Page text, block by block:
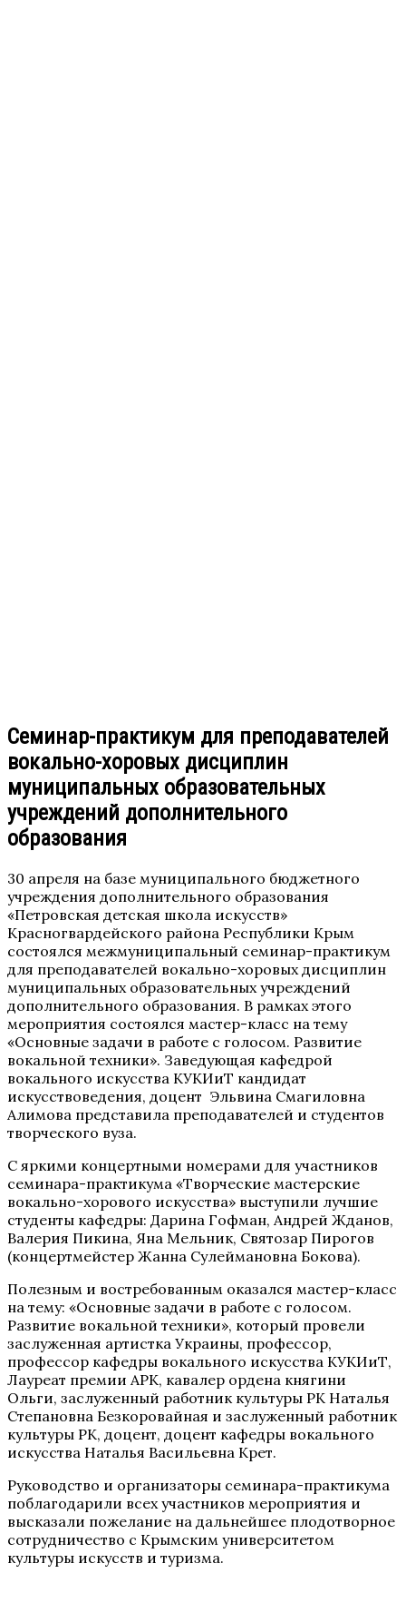
Семинар-практикум для преподавателей
вокально-хоровых дисциплин
муниципальных образовательных
учреждений дополнительного
образования
30 апреля на базе муниципального бюджетного
учреждения дополнительного образования
«Петровская детская школа искусств»
Красногвардейского района Республики Крым
состоялся межмуниципальный семинар-практикум
для преподавателей вокально-хоровых дисциплин
муниципальных образовательных учреждений
дополнительного образования. В рамках этого
мероприятия состоялся мастер-класс на тему
«Основные задачи в работе с голосом. Развитие
вокальной техники». Заведующая кафедрой
вокального искусства КУКИиТ кандидат
искусствоведения, доцент Эльвина Смагиловна
Алимова представила преподавателей и студентов
творческого вуза.
С яркими концертными номерами для участников
семинара-практикума «Творческие мастерские
вокально-хорового искусства» выступили лучшие
студенты кафедры: Дарина Гофман, Андрей Жданов,
Валерия Пикина, Яна Мельник, Святозар Пирогов
(концертмейстер Жанна Сулеймановна Бокова).
Полезным и востребованным оказался мастер-класс
на тему: «Основные задачи в работе с голосом.
Развитие вокальной техники», который провели
заслуженная артистка Украины, профессор,
профессор кафедры вокального искусства КУКИиТ,
Лауреат премии АРК, кавалер ордена княгини
Ольги, заслуженный работник культуры РК Наталья
Степановна Безкоровайная и заслуженный работник
культуры РК, доцент, доцент кафедры вокального
искусства Наталья Васильевна Крет.
Руководство и организаторы семинара-практикума
поблагодарили всех участников мероприятия и
высказали пожелание на дальнейшее плодотворное
сотрудничество с Крымским университетом
культуры искусств и туризма.